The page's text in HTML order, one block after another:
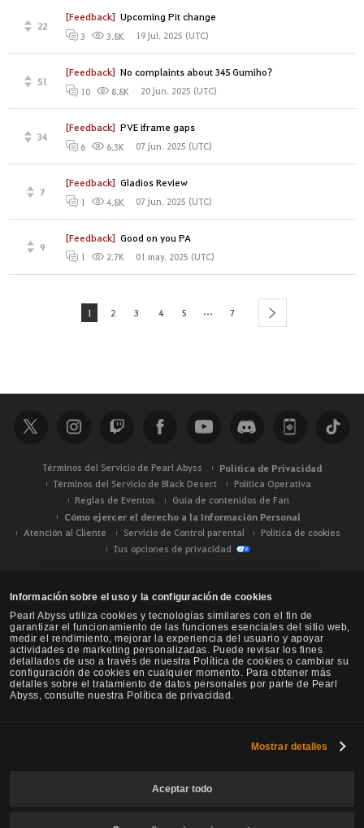
Información sobre el uso y la configuración de cookies
Pearl Abyss utiliza cookies y tecnologías similares con el fin de
garantizar el funcionamiento de las funciones esenciales del sitio web,
medir el rendimiento, mejorar la experiencia del usuario y apoyar
actividades de marketing personalizadas. Puede revisar los fines
detallados de uso a través de nuestra Política de cookies o cambiar su
configuración de cookies en cualquier momento. Para obtener más
detalles sobre el tratamiento de datos personales por parte de Pearl
Abyss, consulte nuestra Política de privacidad.
Mostrar detalles
Aceptar todo
[Feedback] Upcoming Pit change
22
3 3.8K 19 jul. 2025 (UTC)
[Feedback] No complaints about 345 Gumiho?
51
10 8.8K 20 jun. 2025 (UTC)
[Feedback] PVE iframe gaps
34
6 6.3K 07 jun. 2025 (UTC)
[Feedback] Gladios Review
7
1 4.8K 07 jun. 2025 (UTC)
[Feedback] Good on you PA
9
1 2.7K 01 may. 2025 (UTC)
1 2 3 4 5 ... 7 next
Términos del Servicio de Pearl Abyss Política de Privacidad
Términos del Servicio de Black Desert
Política Operativa
Reglas de Eventos
Guía de contenidos de Fan
Cómo ejercer el derecho a la Información Personal
Atención al Cliente Servicio de Control parental
Política de cookies
Tus opciones de privacidad
Black Desert -NA / EU / Oceanía